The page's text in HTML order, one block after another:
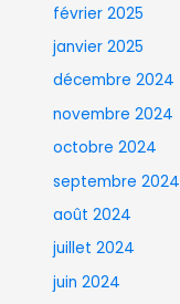
février 2025
janvier 2025
décembre 2024
novembre 2024
octobre 2024
septembre 2024
août 2024
juillet 2024
juin 2024